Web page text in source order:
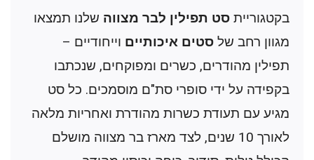
בקטגוריית סט תפילין לבר מצווה שלנו תמצאו
מגוון רחב של סטים איכותיים וייחודיים –
תפילין מהודרים, כשרים ומפוקחים, שנכתבו
בקפידה על ידי סופרי סת"ם מוסמכים. כל סט
מגיע עם תעודת כשרות מהודרת ואחריות מלאה
לאורך 10 שנים, לצד מארז בר מצווה מושלם